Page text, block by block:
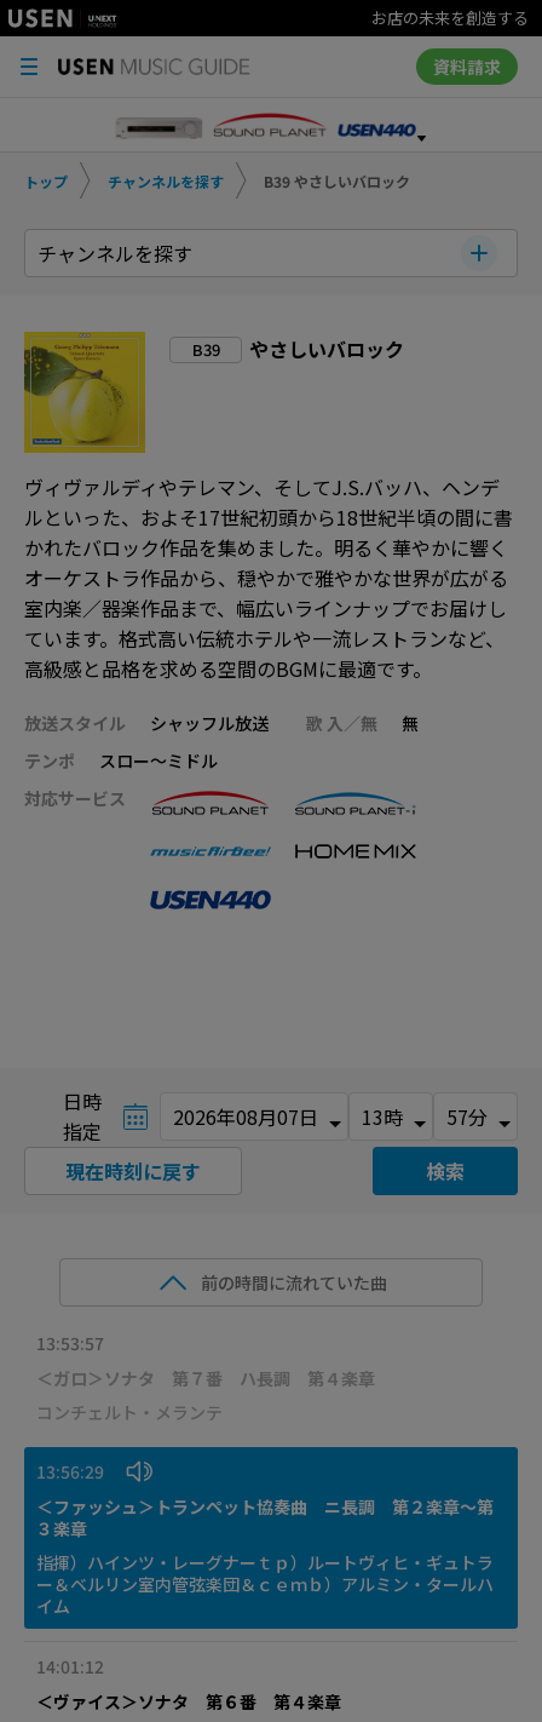
お店の未来を創造する
資料請求
トップ チャンネルを探す B39 やさしいバロック
チャンネルを探す
B39 やさしいバロック
ヴィヴァルディやテレマン、そしてJ.S.バッハ、ヘンデ
ルといった、およそ17世紀初頭から18世紀半頃の間に書
かれたバロック作品を集めました。明るく華やかに響く
オーケストラ作品から、穏やかで雅やかな世界が広がる
室内楽／器楽作品まで、幅広いラインナップでお届けし
ています。格式高い伝統ホテルや一流レストランなど、
高級感と品格を求める空間のBGMに最適です。
放送スタイル シャッフル放送 歌 入／無
無
テンポ
スロー～ミドル
対応サービス
日時
指定
検索
現在時刻に戻す
前の時間に流れていた曲
13:53:57
＜ガロ＞ソナタ 第７番 ハ長調 第４楽章
コンチェルト・メランテ
13:56:29
＜ファッシュ＞トランペット協奏曲 ニ長調 第２楽章～第
３楽章
指揮）ハインツ・レーグナーｔｐ）ルートヴィヒ・ギュトラ
ー＆ベルリン室内管弦楽団＆ｃｅｍｂ）アルミン・タールハ
イム
14:01:12
＜ヴァイス＞ソナタ 第６番 第４楽章